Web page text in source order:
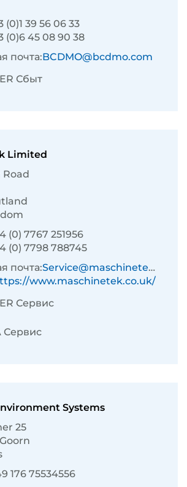
(0)1 39 56 06 33
(0)6 45 08 90 38
почта:BCDMO@bcdmo.com
Сбыт
Limited
(0) 7767 251956
(0) 7798 788745
почта:Service@maschinetek.co.uk
www.maschinetek.co.uk/
Сервис
Сервис
Systems
25
176 75534556